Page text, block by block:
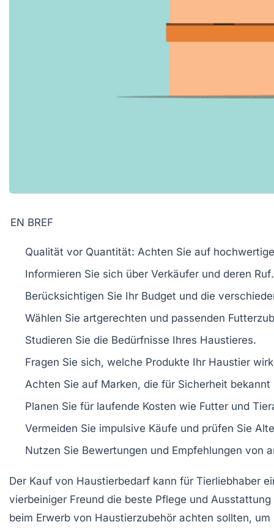
EN BREF
Qualität vor Quantität: Achten Sie auf
Informieren Sie sich über Verkäufer und deren Ruf.
Berücksichtigen Sie Ihr Budget und die
Wählen Sie artgerechten und passenden
Studieren Sie die Bedürfnisse Ihres Haustieres.
Fragen Sie sich, welche Produkte Ihr Haustier
Achten Sie auf Marken, die für Sicherheit bekannt
Planen Sie für laufende Kosten wie Futter und
Vermeiden Sie impulsive Käufe und prüfen Sie
Nutzen Sie Bewertungen und Empfehlungen von
Der Kauf von Haustierbedarf kann für Tierliebhaber
vierbeiniger Freund die beste Pflege und
beim Erwerb von Haustierzubehör achten sollten, um